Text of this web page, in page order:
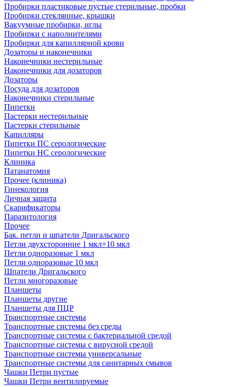
Пробирки пластиковые пустые стерильные, пробки
Пробирки стеклянные, крышки
Вакуумные пробирки, иглы
Пробирки с наполнителями
Пробирки для капиллярной крови
Дозаторы и наконечники
Наконечники нестерильные
Наконечники для дозаторов
Дозаторы
Посуда для дозаторов
Наконечники стерильные
Пипетки
Пастерки нестерильные
Пастерки стерильные
Капилляры
Пипетки ПС серологические
Пипетки НС серологические
Клиника
Патанатомия
Прочее (клиника)
Гинекология
Личная защита
Скарификаторы
Паразитология
Прочее
Бак. петли и шпатели Дригальского
Петли двухсторонние 1 мкл+10 мкл
Петли одноразовые 1 мкл
Петли одноразовые 10 мкл
Шпатели Дригальского
Петли многоразовые
Планшеты
Планшеты другие
Планшеты для ПЦР
Транспортные системы
Транспортные системы без среды
Транспортные системы с бактериальной средой
Транспортные системы с вирусной средой
Транспортные системы универсальные
Транспортные системы для санитарных смывов
Чашки Петри пустые
Чашки Петри вентилируемые